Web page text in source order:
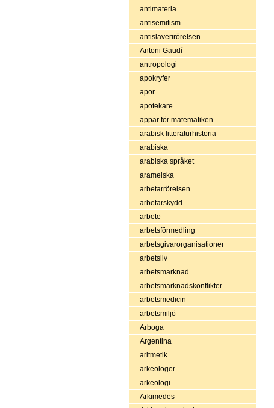
antimateria
antisemitism
antislaverirörelsen
Antoni Gaudí
antropologi
apokryfer
apor
apotekare
appar för matematiken
arabisk litteraturhistoria
arabiska
arabiska språket
arameiska
arbetarrörelsen
arbetarskydd
arbete
arbetsförmedling
arbetsgivarorganisationer
arbetsliv
arbetsmarknad
arbetsmarknadskonflikter
arbetsmedicin
arbetsmiljö
Arboga
Argentina
aritmetik
arkeologer
arkeologi
Arkimedes